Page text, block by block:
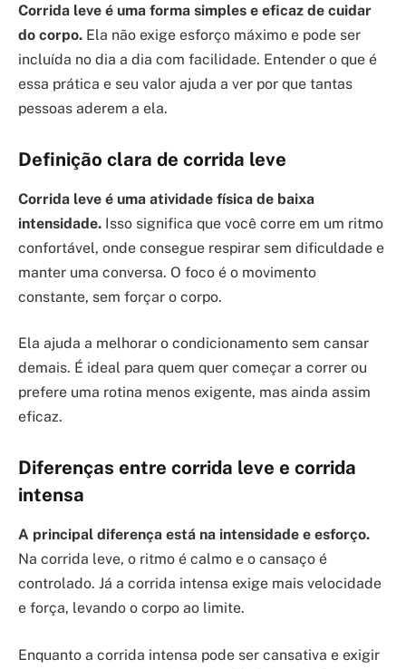
Corrida leve é uma forma simples e eficaz de cuidar
do corpo. Ela não exige esforço máximo e pode ser
incluída no dia a dia com facilidade. Entender o que é
essa prática e seu valor ajuda a ver por que tantas
pessoas aderem a ela.
Definição clara de corrida leve
Corrida leve é uma atividade física de baixa
intensidade. Isso significa que você corre em um ritmo
confortável, onde consegue respirar sem dificuldade e
manter uma conversa. O foco é o movimento
constante, sem forçar o corpo.
Ela ajuda a melhorar o condicionamento sem cansar
demais. É ideal para quem quer começar a correr ou
prefere uma rotina menos exigente, mas ainda assim
eficaz.
Diferenças entre corrida leve e corrida
intensa
A principal diferença está na intensidade e esforço.
Na corrida leve, o ritmo é calmo e o cansaço é
controlado. Já a corrida intensa exige mais velocidade
e força, levando o corpo ao limite.
Enquanto a corrida intensa pode ser cansativa e exigir